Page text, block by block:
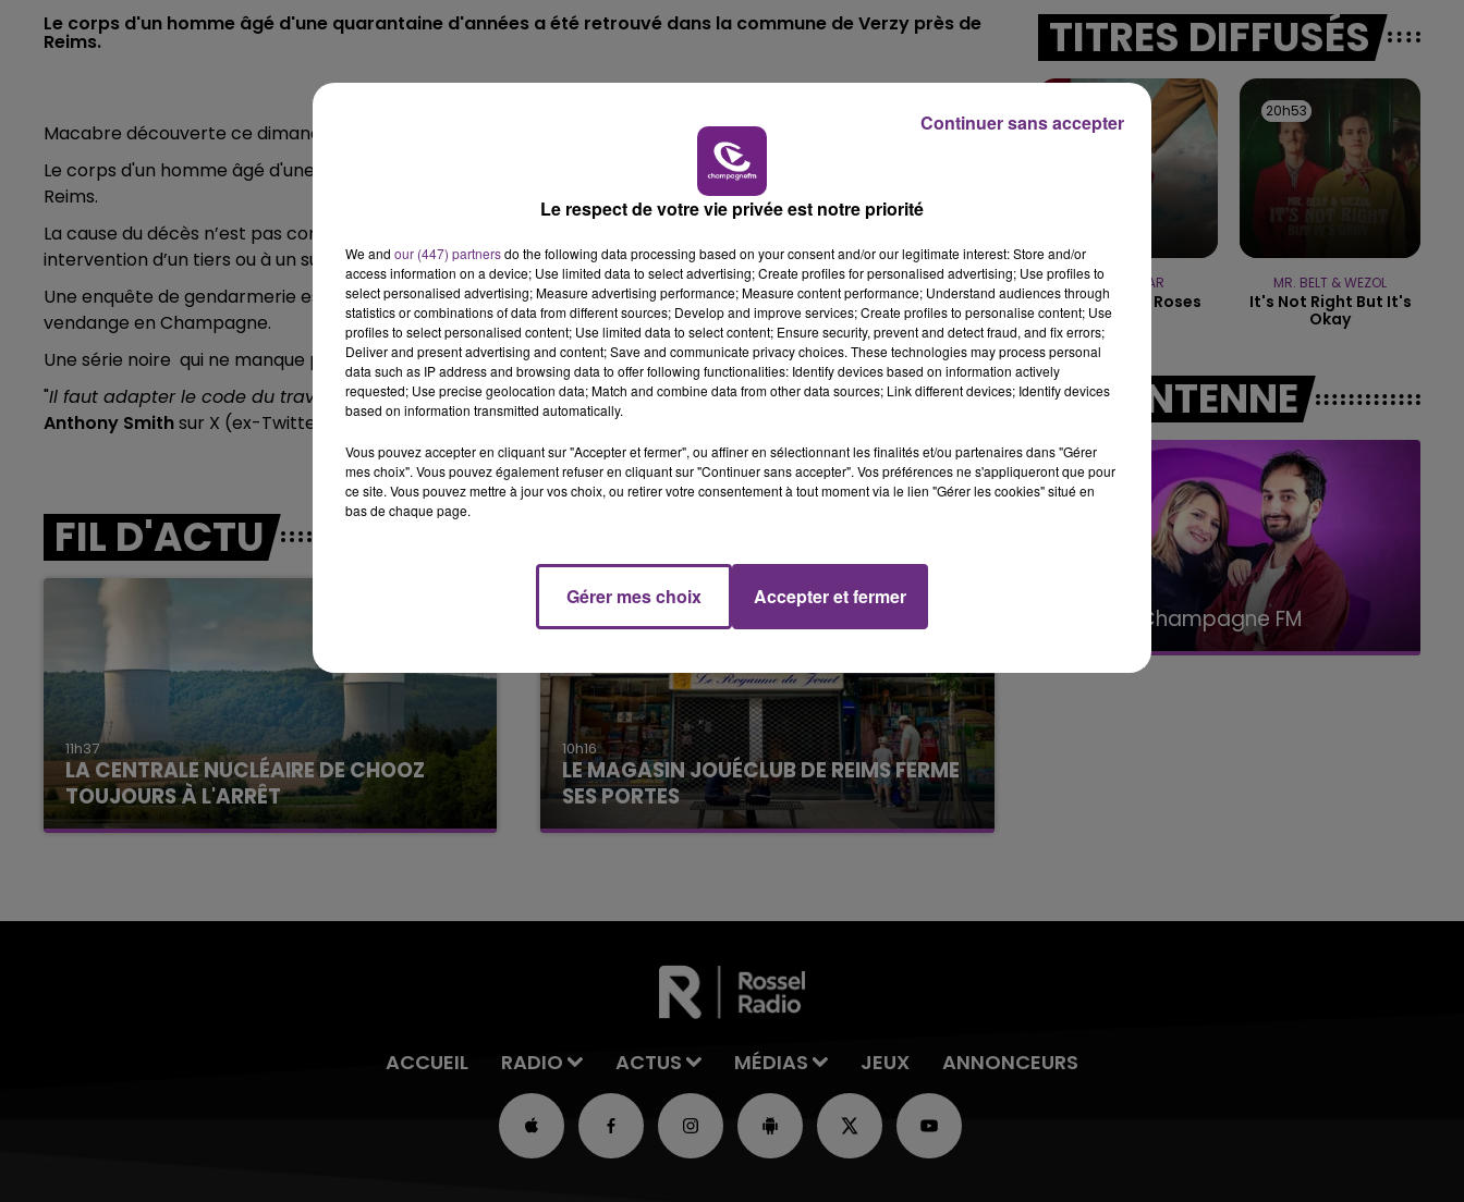
6h00 - 10h00
LA FAMILLE
10h00 - 14h00
LE TICKET DE CAISSE
14h00 - 15h00
LA RADIO POP
Le corps d'un homme âgé d'une quarantaine d'années a été retrouvé dans la commune de Verzy près de
Reims.
Macabre découverte ce dimanche 17 septembre 2023.
Le corps d'un homme âgé d'une quarantaine d'années a été retrouvé, sur un terrain agricole à Verzy, près de
Reims.
La cause du décès n’est pas connue, mais selon les premières constations, rien ne laisse penser à une
intervention d’un tiers ou à un suicide.
Une enquête de gendarmerie est en cours. Il s’agit du cinquième décès d’un saisonnier depuis le début de la
vendange en Champagne.
Une série noire qui ne manque pas de faire réagir.
"Il faut adapter le code du travail aux changements climatiques." déclare l'inspecteur du travail marnais
Anthony Smithsur X (ex-Twitter).
FIL D'ACTU
11h37
LA CENTRALE NUCLÉAIRE DE CHOOZ
TOUJOURS À L'ARRÊT
Cela fait déjà une semaine que la centrale
10h16
LE MAGASIN JOUÉCLUB DE REIMS FERME
SES PORTES
C'était l'une des institutions du centre-ville
TITRES DIFFUSÉS
TEDDYBEAR
Chaussures Roses
20h53
20h53
MR. BELT & WEZOL
It's Not Right But It's
Okay
A L'ANTENNE
LE TICKET DE CAISSE
14h00 - 15h00
La Radio Pop Le Club Champagne FM
ACCUEIL RADIO ACTUS MÉDIAS JEUX ANNONCEURS
Le respect de votre vie privée est notre priorité
We and our (447) partnersdo the following data processing based on your consent and/or our legitimate interest: Store and/or
access information on a device; Use limited data to select advertising; Create profiles for personalised advertising; Use profiles to
select personalised advertising; Measure advertising performance; Measure content performance; Understand audiences through
statistics or combinations of data from different sources; Develop and improve services; Create profiles to personalise content; Use
profiles to select personalised content; Use limited data to select content; Ensure security, prevent and detect fraud, and fix errors;
Deliver and present advertising and content; Save and communicate privacy choices. These technologies may process personal
data such as IP address and browsing data to offer following functionalities: Identify devices based on information actively
requested; Use precise geolocation data; Match and combine data from other data sources; Link different devices; Identify devices
based on information transmitted automatically.
Vous pouvez accepter en cliquant sur "Accepter et fermer", ou affiner en sélectionnant les finalités et/ou partenaires dans "Gérer
mes choix". Vous pouvez également refuser en cliquant sur "Continuer sans accepter". Vos préférences ne s'appliqueront que pour
ce site. Vous pouvez mettre à jour vos choix, ou retirer votre consentement à tout moment via le lien "Gérer les cookies" situé en
bas de chaque page.
Gérer mes choix Accepter et fermer
Continuer sans accepter